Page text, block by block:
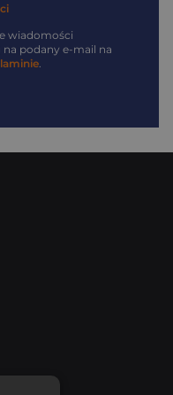
wiadomości
podany e-mail na
.